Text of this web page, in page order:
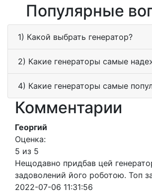
Популярные
1) Какой выбрать генератор?
2) Какие генераторы самые
4) Какие генераторы самые
Комментарии
Георгий
Оценка:
5 из 5
Нещодавно придбав цей
задоволений його роботою. Топ
2022-07-06 11:31:56